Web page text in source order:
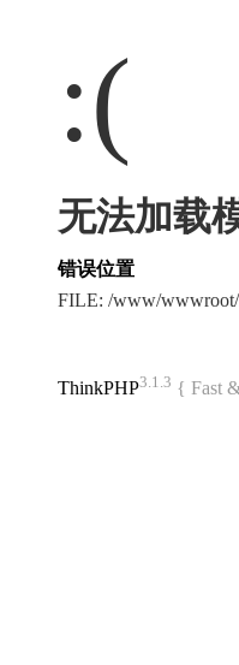
:(
无法加载
错误位置
FILE: /www/
ThinkPHP3.1.3 { Fast